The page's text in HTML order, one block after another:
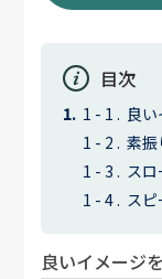
目次
良
素
ス
ス
良いイメージ